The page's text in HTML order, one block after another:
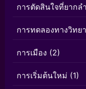
การตัดสินใจที่ยากล
การทดลองทางวิทย
การเมือง (2)
การเริ่มต้นใหม่ (1)